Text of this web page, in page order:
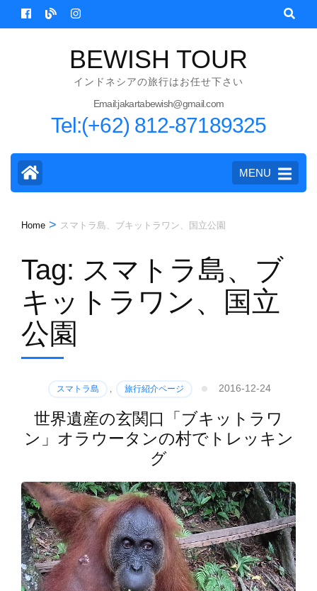
Skip
to
BEWISH TOUR
インドネシアの旅行はお任せ下さい
Email:jakartabewish@gmail.com
Tel:(+62) 812-87189325
MENU
Home > スマトラ島、ブキットラワン、国立公園
Tag: スマトラ島、ブ
キットラワン、国立
公園
スマトラ島 , 旅行紹介ページ 2016-12-24
世界遺産の玄関口「ブキットラワ
ン」オラウータンの村でトレッキン
グ